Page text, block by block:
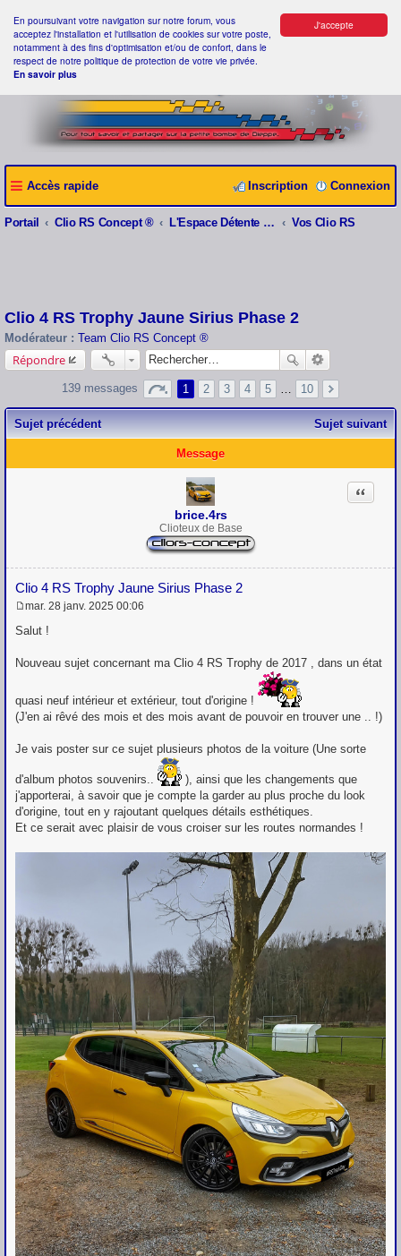
J'accepte
En poursuivant votre navigation sur notre forum, vous
acceptez l'installation et l'utilisation de cookies sur votre poste,
notamment à des fins d'optimisation et/ou de confort, dans le
respect de notre politique de protection de votre vie privée.
En savoir plus
Accès rapide Connexion
Inscription
Portail Clio RS Concept ® L'Espace Détente Clio RS Concept ® Vos Clio RS
Clio 4 RS Trophy Jaune Sirius Phase 2
Modérateur : Team Clio RS Concept ®
Répondre
139 messages 1 2 3 4 5 10
Sujet précédent Sujet suivant
Message
brice.4rs
Clioteux de Base
Clio 4 RS Trophy Jaune Sirius Phase 2
Citation
e
a
mar. 28 janv. 2025 00:06
Salut !
Nouveau sujet concernant ma Clio 4 RS Trophy de 2017 , dans un état
quasi neuf intérieur et extérieur, tout d'origine !
(J'en ai rêvé des mois et des mois avant de pouvoir en trouver une .. !)
Je vais poster sur ce sujet plusieurs photos de la voiture (Une sorte
d'album photos souvenirs..
), ainsi que les changements que
j'apporterai, à savoir que je compte la garder au plus proche du look
d'origine, tout en y rajoutant quelques détails esthétiques.
Et ce serait avec plaisir de vous croiser sur les routes normandes !